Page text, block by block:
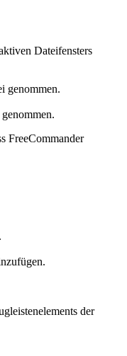
Dateifensters
genommen.
FreeCommander
der